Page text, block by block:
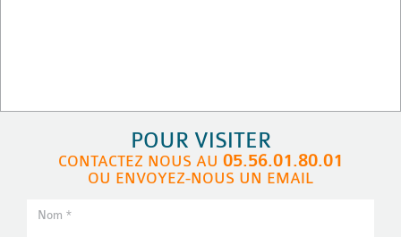
POUR VISITER
CONTACTEZ NOUS AU 05.56.01.80.01
OU ENVOYEZ-NOUS UN EMAIL